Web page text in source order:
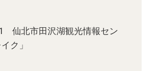
仙北市田沢湖観光情報セン
ク」